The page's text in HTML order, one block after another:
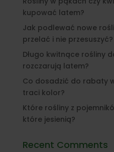
kupować latem?
Jak podlewać nowe
przelać i nie przesuszyć?
Długo kwitnące rośliny
rozczarują latem?
Co dosadzić do rabaty
traci kolor?
Które rośliny z
które jesienią?
Recent Comments